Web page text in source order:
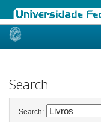
Skip
Search
Search: